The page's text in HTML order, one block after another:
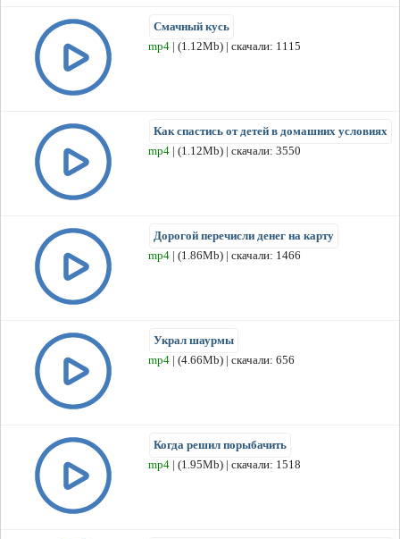
Смачный кусь
mp4 | (1.12Mb) | скачали: 1115
Как спастись от детей в домашних условиях
mp4 | (1.12Mb) | скачали: 3550
Дорогой перечисли денег на карту
mp4 | (1.86Mb) | скачали: 1466
Украл шаурмы
mp4 | (4.66Mb) | скачали: 656
Когда решил порыбачить
mp4 | (1.95Mb) | скачали: 1518